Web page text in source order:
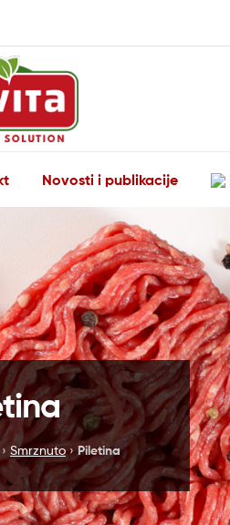
Novosti i publikacije
Smrznuto› Piletina